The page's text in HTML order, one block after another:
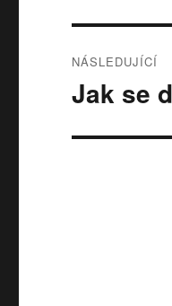
NÁSLEDUJÍCÍ
Následující
Jak se